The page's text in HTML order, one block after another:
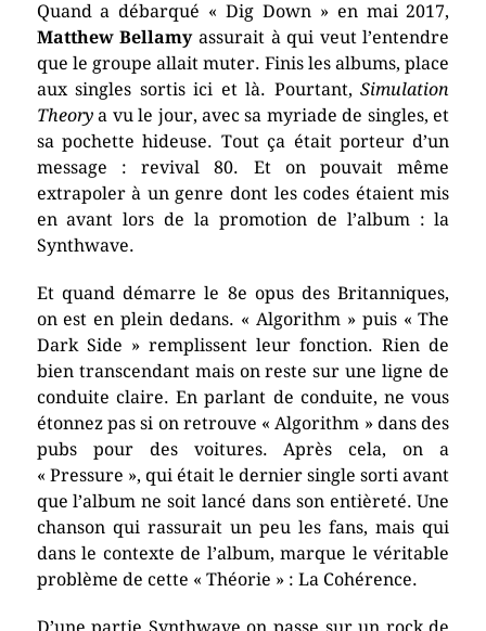
Quand a débarqué « Dig Down » en mai 2017,
Matthew Bellamyassurait à qui veut l’entendre
que le groupe allait muter. Finis les albums, place
aux singles sortis ici et là. Pourtant,Simulation
Theorya vu le jour, avec sa myriade de singles, et
sa pochette hideuse. Tout ça était porteur d’un
message : revival 80. Et on pouvait même
extrapoler à un genre dont les codes étaient mis
en avant lors de la promotion de l’album : la
Synthwave.
Et quand démarre le 8e opus des Britanniques,
on est en plein dedans. « Algorithm » puis « The
Dark Side » remplissent leur fonction. Rien de
bien transcendant mais on reste sur une ligne de
conduite claire. En parlant de conduite, ne vous
étonnez pas si on retrouve « Algorithm » dans des
pubs pour des voitures. Après cela, on a
« Pressure », qui était le dernier single sorti avant
que l’album ne soit lancé dans son entièreté. Une
chanson qui rassurait un peu les fans, mais qui
dans le contexte de l’album, marque le véritable
problème de cette « Théorie » : La Cohérence.